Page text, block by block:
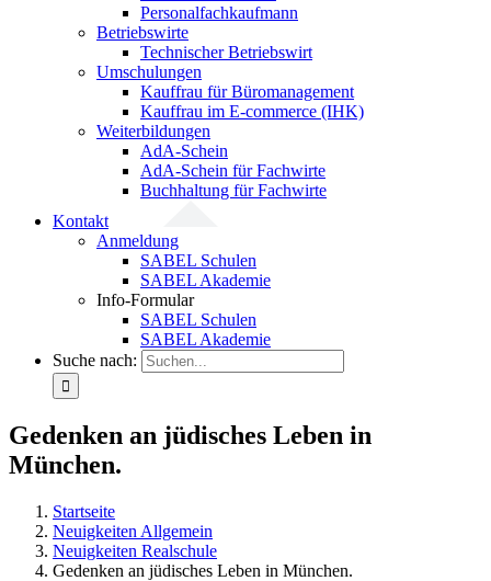
Personalfachkaufmann
Betriebswirte
Technischer Betriebswirt
Umschulungen
Kauffrau für Büromanagement
Kauffrau im E-commerce (IHK)
Weiterbildungen
AdA-Schein
AdA-Schein für Fachwirte
Buchhaltung für Fachwirte
Kontakt
Anmeldung
SABEL Schulen
SABEL Akademie
Info-Formular
SABEL Schulen
SABEL Akademie
Suche nach:
Gedenken an jüdisches Leben in
München.
Startseite
Neuigkeiten Allgemein
Neuigkeiten Realschule
Gedenken an jüdisches Leben in München.